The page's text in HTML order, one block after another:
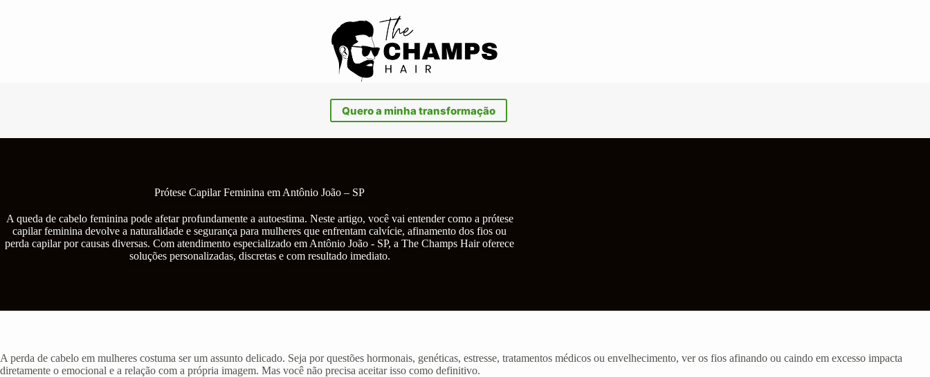
Quero a minha transformação
Prótese Capilar Feminina em Antônio João – SP
A queda de cabelo feminina pode afetar profundamente a autoestima. Neste artigo, você vai entender como a prótese
capilar feminina devolve a naturalidade e segurança para mulheres que enfrentam calvície, afinamento dos fios ou
perda capilar por causas diversas. Com atendimento especializado em Antônio João - SP, a The Champs Hair oferece
soluções personalizadas, discretas e com resultado imediato.
A perda de cabelo em mulheres costuma ser um assunto delicado. Seja por questões hormonais, genéticas, estresse, tratamentos médicos ou envelhecimento, ver os fios afinando ou caindo em excesso impacta
diretamente o emocional e a relação com a própria imagem. Mas você não precisa aceitar isso como definitivo.